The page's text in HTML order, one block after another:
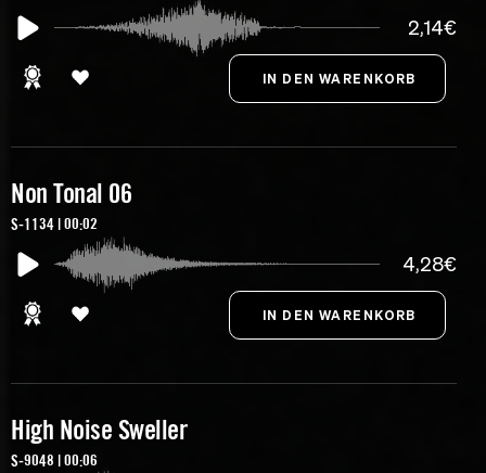
2,14€
Non Tonal 06
S-1134 | 00:02
4,28€
High Noise Sweller
S-9048 | 00:06